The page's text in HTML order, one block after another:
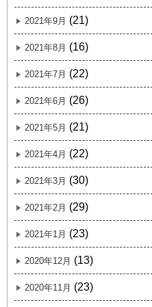
2021年9月 (21)
2021年8月 (16)
2021年7月 (22)
2021年6月 (26)
2021年5月 (21)
2021年4月 (22)
2021年3月 (30)
2021年2月 (29)
2021年1月 (23)
2020年12月 (13)
2020年11月 (23)